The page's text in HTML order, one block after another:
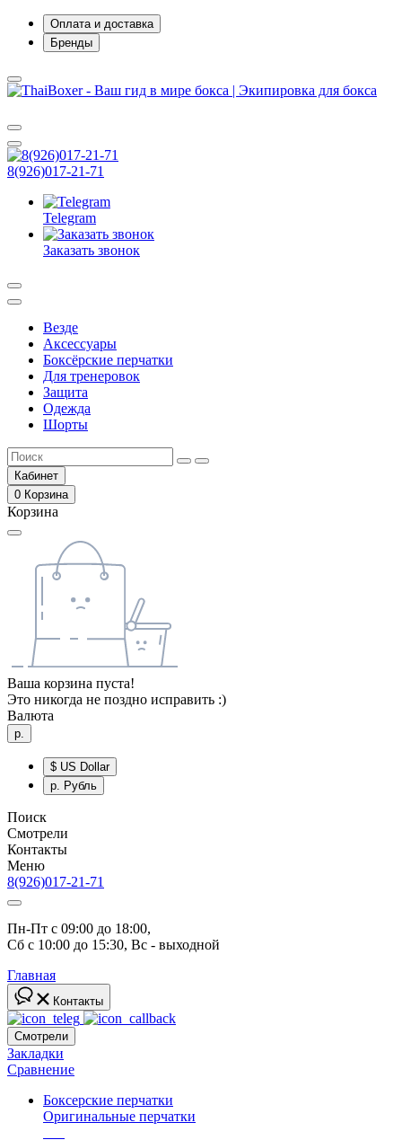
Оплата и доставка
Бренды
8(926)017-21-71
Telegram
Заказать звонок
Везде
Аксессуары
Боксёрские перчатки
Для тренеровок
Защита
Одежда
Шорты
Кабинет
0 Корзина
Корзина
Ваша корзина пуста!
Это никогда не поздно исправить :)
Валюта
р.
$ US Dollar
р. Рубль
Поиск
Смотрели
Контакты
Меню
8(926)017-21-71
Пн-Пт с 09:00 до 18:00,
Сб с 10:00 до 15:30, Вс - выходной
Главная
Контакты
Смотрели
Закладки
Сравнение
Боксерские перчатки
Оригинальные перчатки